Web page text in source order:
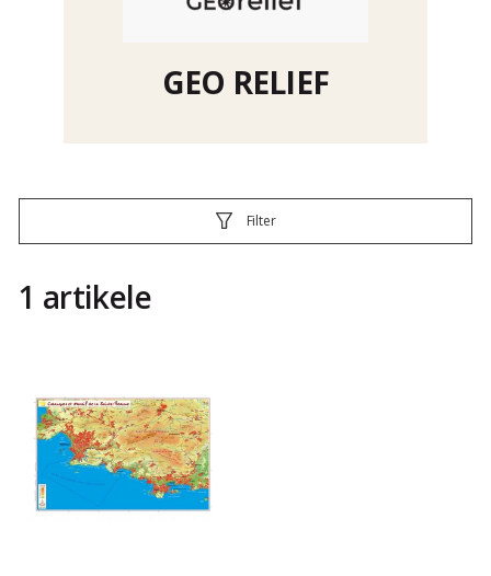
GEO RELIEF
Filter
1 artikele